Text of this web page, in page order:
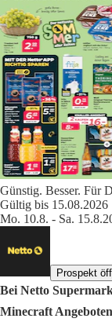
Günstig. Besser. Für
Gültig bis 15.08.2026
Mo. 10.8. - Sa.
Prospekt
Bei Netto
Minecraft